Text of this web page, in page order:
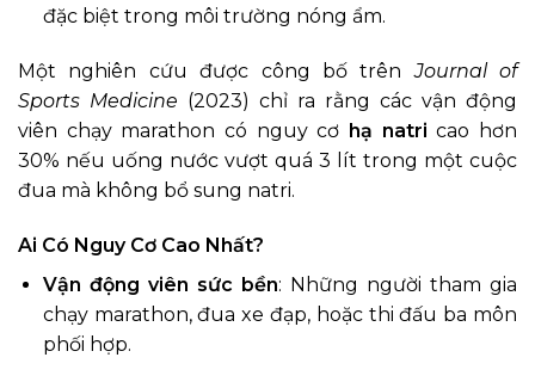
đặc biệt trong môi trường nóng ẩm.
Một nghiên cứu được công bố trênJournal of
Sports Medicine (2023) chỉ ra rằng các vận động
viên chạy marathon có nguy cơ hạ natri cao hơn
30% nếu uống nước vượt quá 3 lít trong một cuộc
đua mà không bổ sung natri.
Ai Có Nguy Cơ Cao Nhất?
Vận động viên sức bền: Những người tham gia
chạy marathon, đua xe đạp, hoặc thi đấu ba môn
phối hợp.